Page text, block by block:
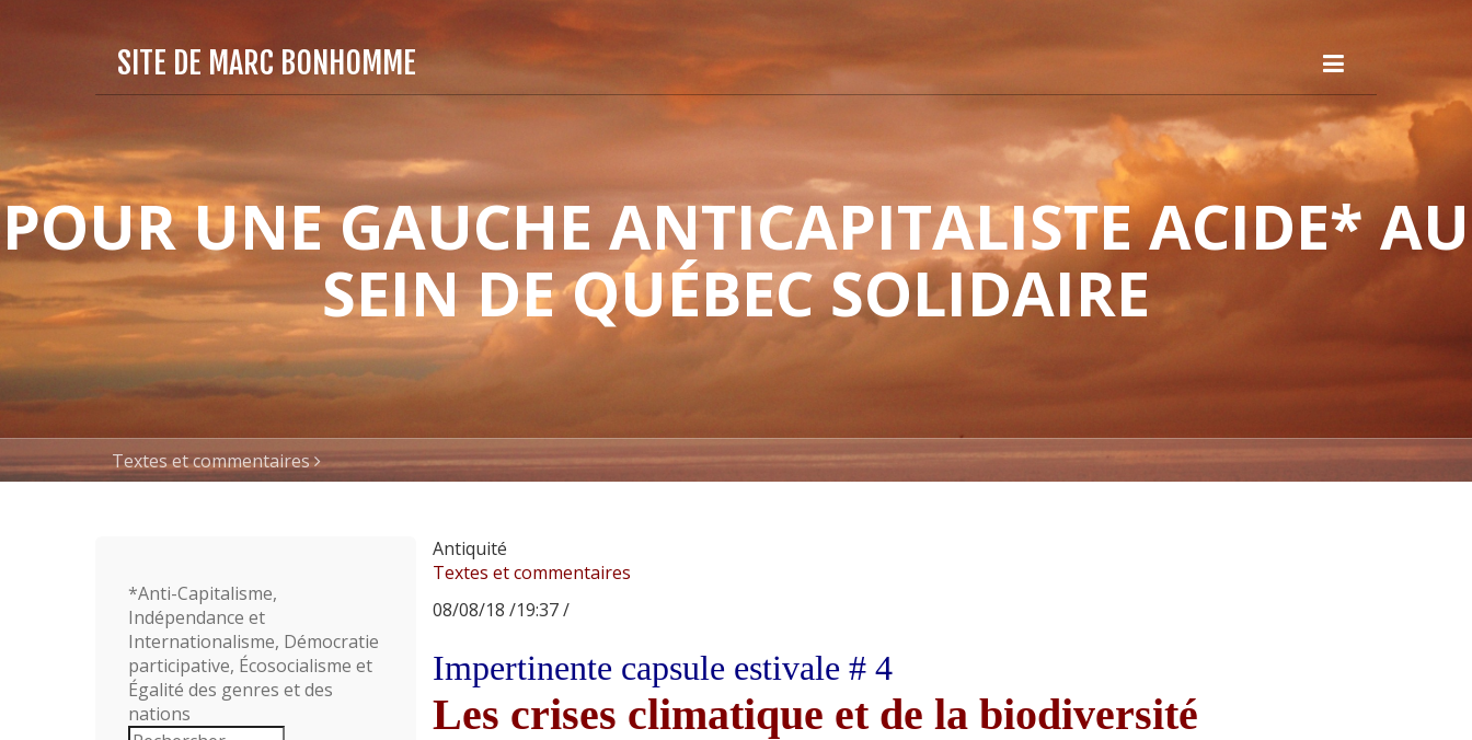
SITE DE MARC BONHOMME
POUR UNE GAUCHE ANTICAPITALISTE ACIDE* AU
SEIN DE QUÉBEC SOLIDAIRE
Textes et commentaires
Antiquité
Textes et commentaires
08/08/18 /19:37 /
Impertinente capsule estivale # 4
Les crises climatique et de la biodiversité
*Anti-Capitalisme,
Indépendance et
Internationalisme, Démocratie
participative, Écosocialisme et
Égalité des genres et des
nations